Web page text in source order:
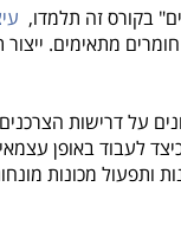
בקורס זה תלמדו,
מתאימים.
על דרישות
לעבוד באופן
ותפעול מכונות